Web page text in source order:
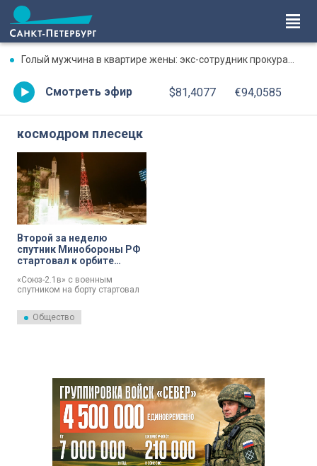
Голый мужчина в квартире жены: экс-сотрудник прокуратуры рассказал, почему совершил убийство
Смотреть эфир $81,4077 €94,0585
космодром плесецк
Второй за неделю
спутник Минобороны РФ
стартовал к орбите
«Союз-2.1в» с военным
спутником на борту стартовал
Архангельской области.
Общество